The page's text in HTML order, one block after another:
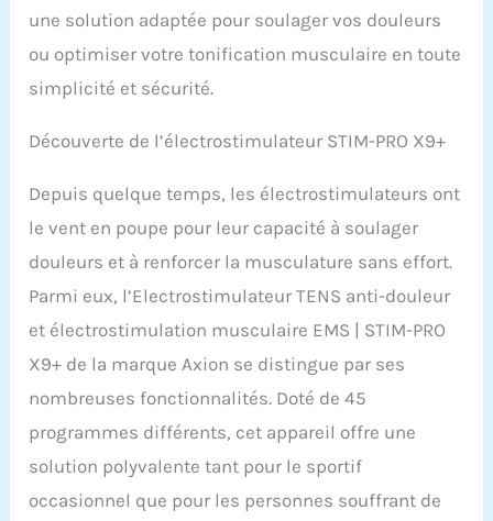
une solution adaptée pour soulager vos douleurs
ou optimiser votre tonification musculaire en toute
simplicité et sécurité.
Découverte de l’électrostimulateur STIM-PRO X9+
Depuis quelque temps, les électrostimulateurs ont
le vent en poupe pour leur capacité à soulager
douleurs et à renforcer la musculature sans effort.
Parmi eux, l’Electrostimulateur TENS anti-douleur
et électrostimulation musculaire EMS | STIM-PRO
X9+ de la marque Axion se distingue par ses
nombreuses fonctionnalités. Doté de 45
programmes différents, cet appareil offre une
solution polyvalente tant pour le sportif
occasionnel que pour les personnes souffrant de